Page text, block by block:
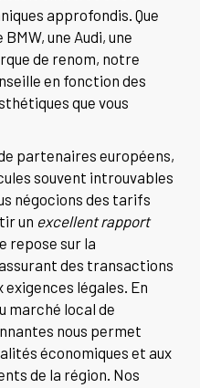
approfondis. Que
une Audi, une
de renom, notre
en fonction des
que vous
partenaires européens,
souvent introuvables
négocions des tarifs
un excellent rapport
repose sur la
des transactions
légales. En
marché local de
nous permet
économiques et aux
de la région. Nos